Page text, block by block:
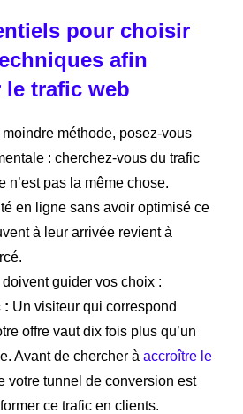
pour choisir
afin
le trafic web
méthode, posez-vous
: cherchez-vous du trafic
n’est pas la même chose.
en ligne sans avoir optimisé ce
à leur arrivée revient à
guider vos choix :
: Un visiteur qui correspond
offre vaut dix fois plus qu’un
Avant de chercher à accroître le
votre tunnel de conversion est
ce trafic en clients.